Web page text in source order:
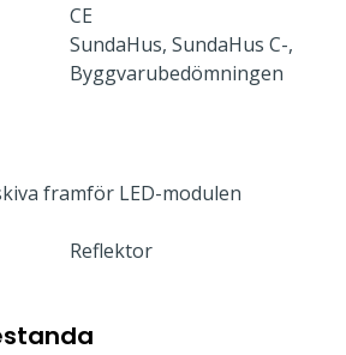
CE
SundaHus, SundaHus C-,
Byggvarubedömningen
framför LED-modulen
Reflektor